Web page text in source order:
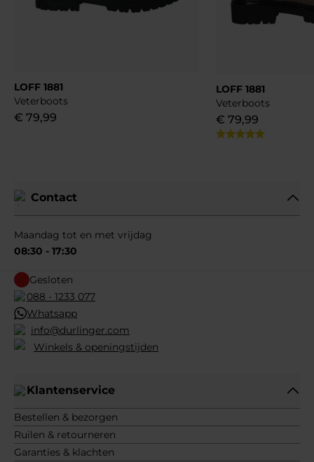
LOFF 1881
Veterboots
€ 79,99
LOFF 1881
Veterboots
€ 79,99
Contact
Maandag tot en met vrijdag
08:30 - 17:30
Gesloten
088 - 1233 077
Whatsapp
info@durlinger.com
Winkels & openingstijden
Klantenservice
Bestellen & bezorgen
Ruilen & retourneren
Garanties & klachten